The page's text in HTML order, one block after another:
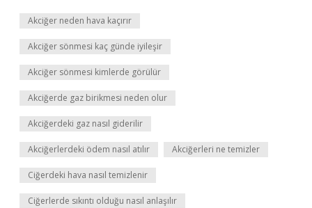
Akciğer neden hava kaçırır
Akciğer sönmesi kaç günde iyileşir
Akciğer sönmesi kimlerde görülür
Akciğerde gaz birikmesi neden olur
Akciğerdeki gaz nasıl giderilir
Akciğerlerdeki ödem nasıl atılır Akciğerleri ne temizler
Ciğerdeki hava nasıl temizlenir
Ciğerlerde sıkıntı olduğu nasıl anlaşılır